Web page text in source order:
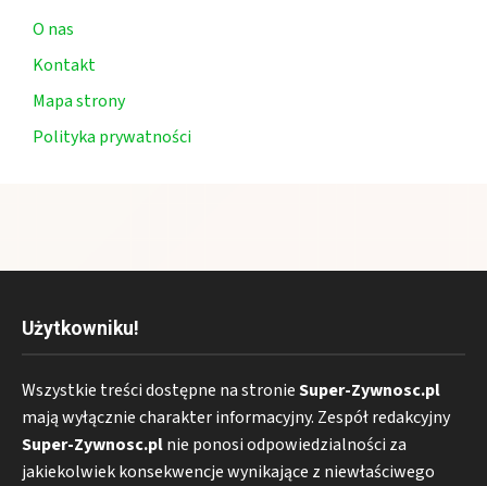
O nas
Kontakt
Mapa strony
Polityka prywatności
Użytkowniku!
Wszystkie treści dostępne na stronieSuper-Zywnosc.pl
mają wyłącznie charakter informacyjny. Zespół redakcyjny
Super-Zywnosc.plnie ponosi odpowiedzialności za
jakiekolwiek konsekwencje wynikające z niewłaściwego